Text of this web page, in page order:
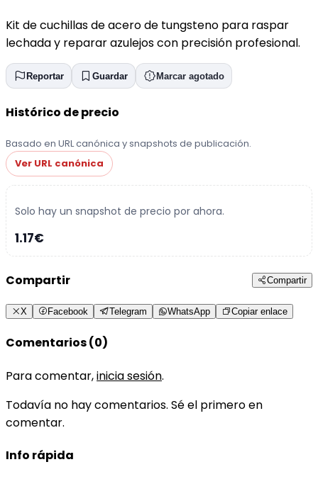
Kit de cuchillas de acero de tungsteno para raspar
lechada y reparar azulejos con precisión profesional.
Reportar Guardar Marcar agotado
Histórico de precio
Basado en URL canónica y snapshots de publicación.
Ver URL canónica
Solo hay un snapshot de precio por ahora.
1.17€
Compartir Compartir
X Facebook Telegram WhatsApp Copiar enlace
Comentarios (0)
Para comentar,inicia sesión.
Todavía no hay comentarios. Sé el primero en
comentar.
Info rápida